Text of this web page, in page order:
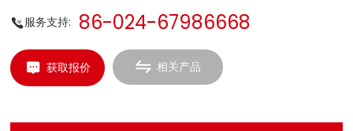
服务支持: 86-024-67986668
获取报价 相关产品